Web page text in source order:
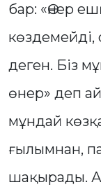
бар: «Өнер
көздемейді,
деген. Біз
өнер» деп
мұндай
ғылымнан,
шақырады.